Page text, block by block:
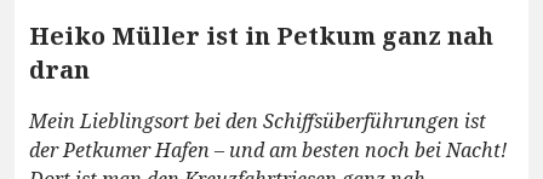
Heiko Müller ist in Petkum ganz nah
dran
Mein Lieblingsort bei den Schiffsüberführungen ist
der Petkumer Hafen – und am besten noch bei Nacht!